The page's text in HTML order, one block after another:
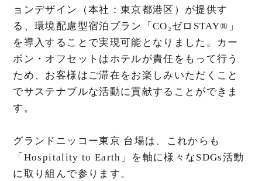
ョンデザイン（本社：東京都港区）が提供す
る、環境配慮型宿泊プラン「CO₂ゼロSTAY®」
を導入することで実現可能となりました。カー
ボン・オフセットはホテルが責任をもって行う
ため、お客様はご滞在をお楽しみいただくこと
でサステナブルな活動に貢献することができま
す。
グランドニッコー東京 台場は、これからも
「Hospitality to Earth」を軸に様々なSDGs活動
に取り組んで参ります。